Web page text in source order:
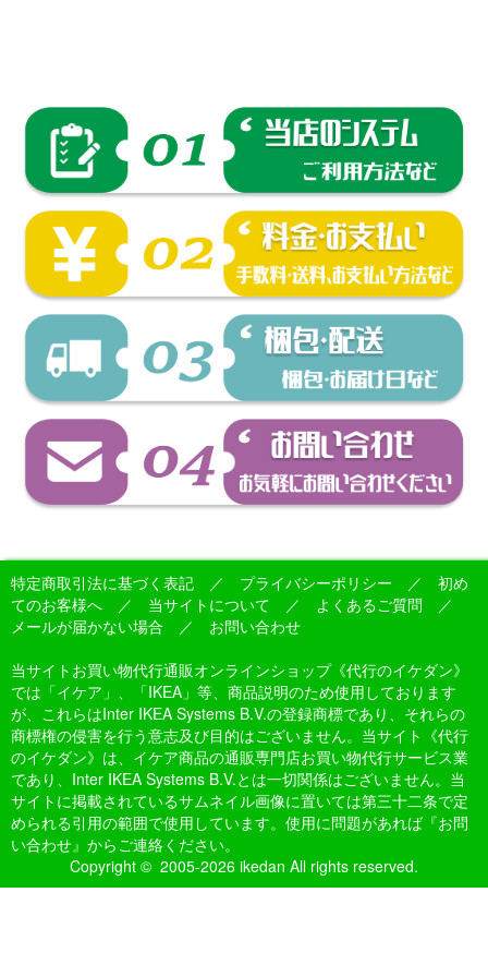
特定商取引法に基づく表記 ／ プライバシーポリシー ／ 初め
てのお客様へ ／ 当サイトについて ／ よくあるご質問 ／
メールが届かない場合 ／ お問い合わせ
当サイトお買い物代行通販オンラインショップ《代行のイケダン》
では「イケア」、「IKEA」等、商品説明のため使用しております
が、これらはInter IKEA Systems B.V.の登録商標であり、それらの
商標権の侵害を行う意志及び目的はございません。当サイト《代行
のイケダン》は、イケア商品の通販専門店お買い物代行サービス業
であり、Inter IKEA Systems B.V.とは一切関係はございません。当
サイトに掲載されているサムネイル画像に置いては第三十二条で定
められる引用の範囲で使用しています。使用に問題があれば『お問
い合わせ』からご連絡ください。
Copyright © 2005-2026 ikedan All rights reserved.